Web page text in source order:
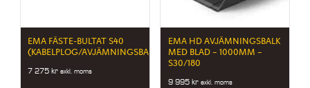
EMA FÄSTE-BULTAT S40
(KABELPLOG/AVJÄMNINGSBALK)
7 275kr exkl. moms
EMA HD AVJÄMNINGSBALK
MED BLAD – 1000MM –
S30/180
9 995 kr exkl. moms